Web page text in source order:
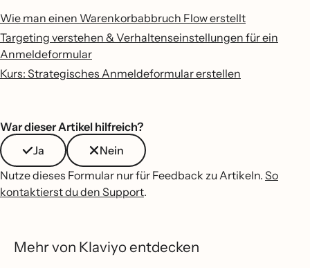
Wie man einen Warenkorbabbruch Flow erstellt
Targeting verstehen & Verhaltenseinstellungen für ein
Anmeldeformular
Kurs: Strategisches Anmeldeformular erstellen
War dieser Artikel hilfreich?
Ja
Nein
Nutze dieses Formular nur für Feedback zu Artikeln. So
kontaktierst du den Support.
Mehr von Klaviyo entdecken